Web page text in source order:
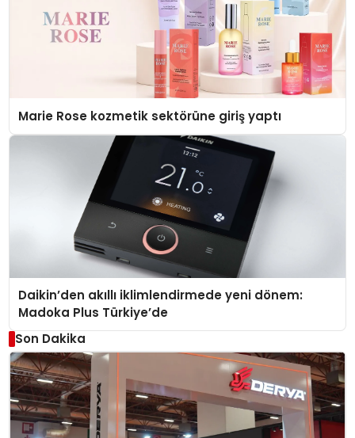
Marie Rose kozmetik sektörüne giriş yaptı
Daikin’den akıllı iklimlendirmede yeni dönem:
Madoka Plus Türkiye’de
Son Dakika